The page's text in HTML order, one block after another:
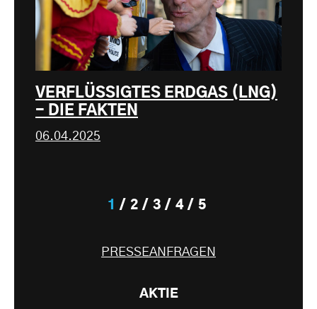
VERFLÜSSIGTES ERDGAS (LNG)
- DIE FAKTEN
06.04.2025
1 2 3 4 5
PRESSEANFRAGEN
AKTIE